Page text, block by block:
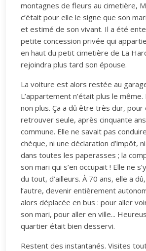
montagnes de fleurs au cimetière,
c’était pour elle le signe que son
et estimé de son vivant. Il a été
petite concession privée qui
en haut du petit cimetière de La
rejoindra plus tard son épouse.
La voiture est alors restée au
L’appartement n’était plus le
non plus. Ça a dû être très dur, pour
retrouver seule, après cinquante
commune. Elle ne savait pas
chèque, ni une déclaration d’impôt,
dans toutes les paperasses ; la
son mari qui s’en occupait ! Elle ne
du tout, d’ailleurs. À 70 ans, elle a
l’autre, devenir entièrement
alors déplacée en bus : pour aller
son mari, pour aller en ville...
quartier était bien desservi.
Restent des instantanés. Visites